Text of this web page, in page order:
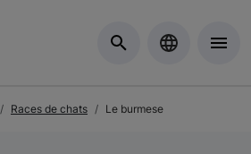
Races de chats Le burmese